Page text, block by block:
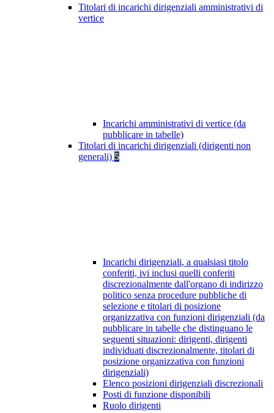
Titolari di incarichi dirigenziali amministrativi di
vertice
Incarichi amministrativi di vertice (da
pubblicare in tabelle)
Titolari di incarichi dirigenziali (dirigenti non
generali) 5
Incarichi dirigenziali, a qualsiasi titolo
conferiti, ivi inclusi quelli conferiti
discrezionalmente dall'organo di indirizzo
politico senza procedure pubbliche di
selezione e titolari di posizione
organizzativa con funzioni dirigenziali (da
pubblicare in tabelle che distinguano le
seguenti situazioni: dirigenti, dirigenti
individuati discrezionalmente, titolari di
posizione organizzativa con funzioni
dirigenziali)
Elenco posizioni dirigenziali discrezionali
Posti di funzione disponibili
Ruolo dirigenti